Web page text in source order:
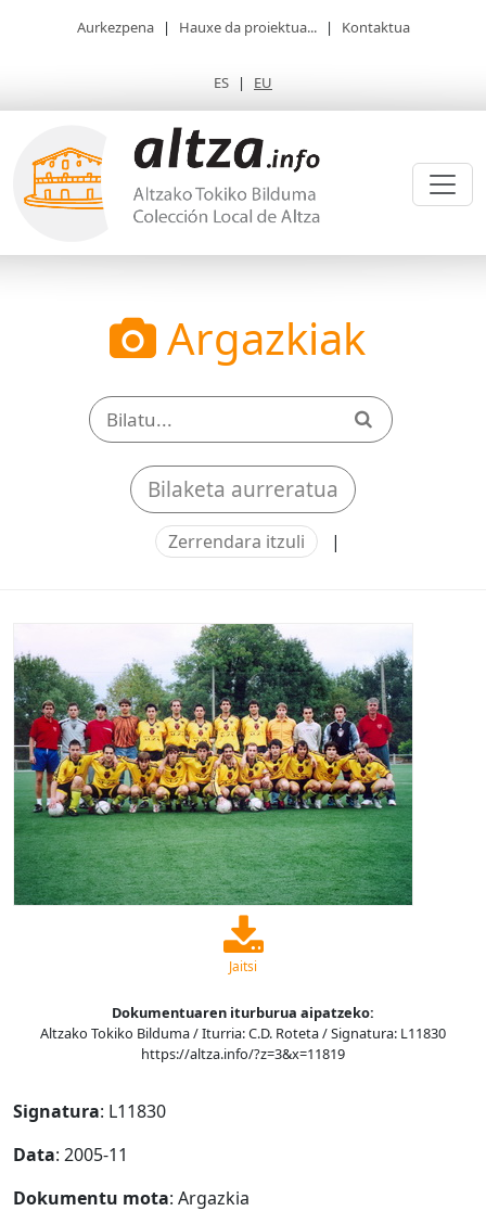
Aurkezpena | Hauxe da proiektua... | Kontaktua
ES | EU
Argazkiak
Bilaketa aurreratua
Zerrendara itzuli |
Jaitsi
Dokumentuaren iturburua aipatzeko:
Altzako Tokiko Bilduma / Iturria: C.D. Roteta / Signatura: L11830
https://altza.info/?z=3&x=11819
Signatura: L11830
Data: 2005-11
Dokumentu mota: Argazkia